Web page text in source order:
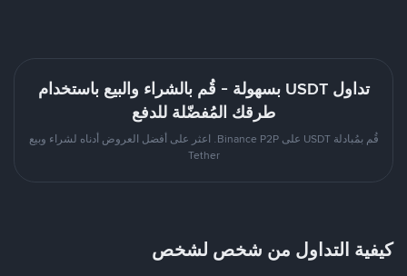
تداول USDT بسهولة - قُم بالشراء والبيع باستخدام
طرقك المُفضّلة للدفع
قُم بمُبادلة USDT على Binance P2P. اعثر على أفضل العروض أدناه لشراء وبيع
Tether
كيفية التداول من شخص لشخص